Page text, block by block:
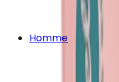
Homme